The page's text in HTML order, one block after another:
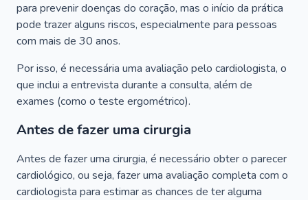
para prevenir doenças do coração, mas o início da prática
pode trazer alguns riscos, especialmente para pessoas
com mais de 30 anos.
Por isso, é necessária uma avaliação pelo cardiologista, o
que inclui a entrevista durante a consulta, além de
exames (como o teste ergométrico).
Antes de fazer uma cirurgia
Antes de fazer uma cirurgia, é necessário obter o parecer
cardiológico, ou seja, fazer uma avaliação completa com o
cardiologista para estimar as chances de ter alguma